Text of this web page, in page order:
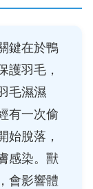
鍵在於鴨
護羽毛，
毛濕濕
有一次偷
始脫落，
感染。獸
會影響體